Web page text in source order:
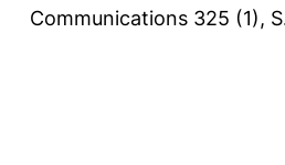
Communications 325 (1),